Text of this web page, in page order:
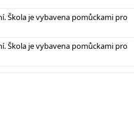
Škola je vybavena pomůckami pro
Škola je vybavena pomůckami pro